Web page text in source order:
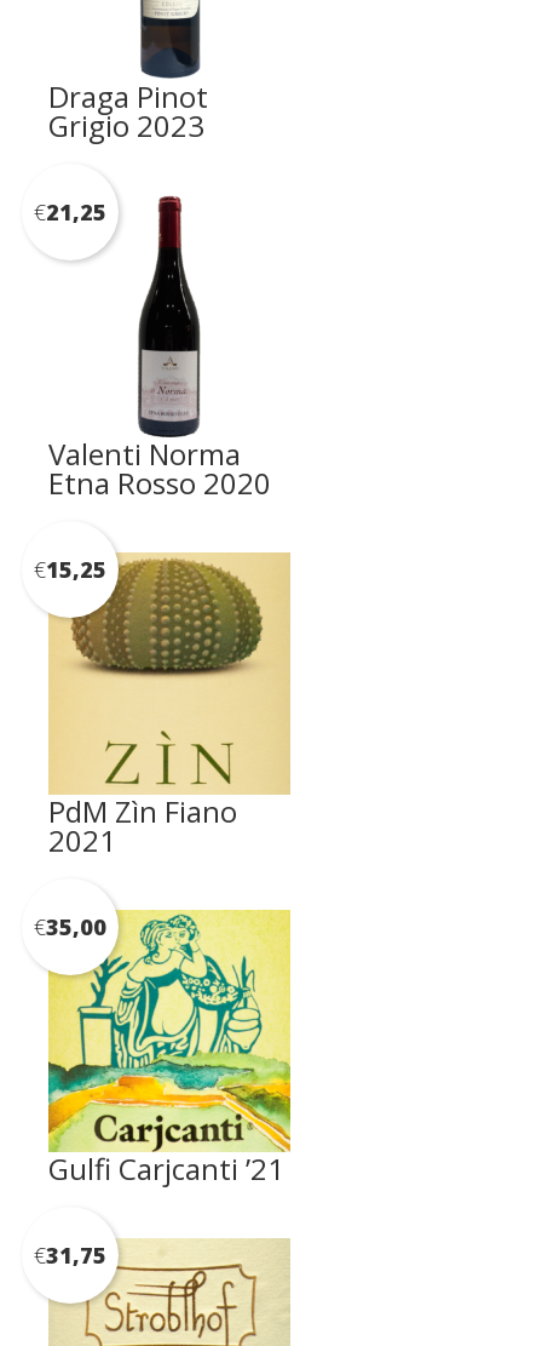
Draga Pinot
Grigio 2023
Valenti Norma
Etna Rosso 2020
€21,25
PdM Zìn Fiano
2021
€15,25
Gulfi Carjcanti ’21
€35,00
€31,75